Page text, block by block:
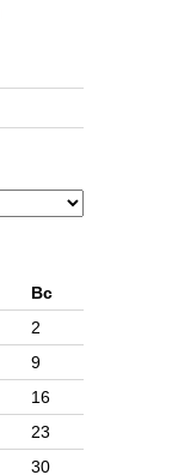
Вс
2
9
16
23
30